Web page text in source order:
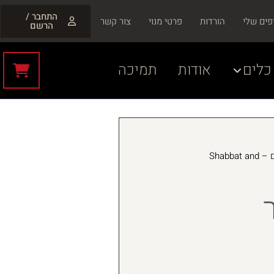
שלי הורדות פרטי מנוי צור קשר התחבר /
הרשם
אודות תמיכה
שבת ומועדים – Shabbat and